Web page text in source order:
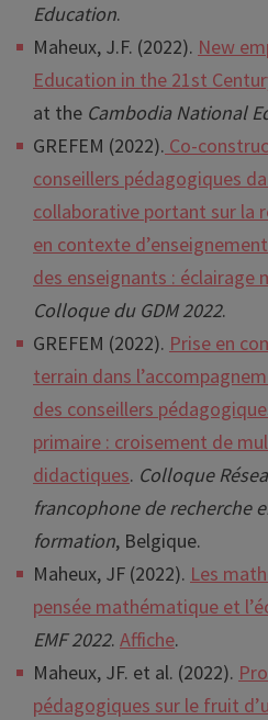
Education.
Maheux, J.F. (2022). New
Education in the 21st
at the Cambodia National
GREFEM (2022). Co-
conseillers pédagogiques
collaborative portant sur la
en contexte
des enseignants : éclairage
Colloque du GDM 2022.
GREFEM (2022). Prise en
terrain dans
des conseillers
primaire : croisement de
didactiques. Colloque
francophone de recherche
formation, Belgique.
Maheux, JF (2022). Les
pensée mathématique et
EMF 2022. Affiche.
Maheux, JF. et al. (2022).
pédagogiques sur le fruit